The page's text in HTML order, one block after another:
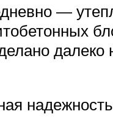
—
далеко